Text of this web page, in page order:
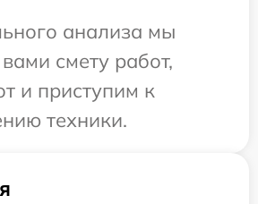
анализа мы
смету работ,
и приступим к
техники.